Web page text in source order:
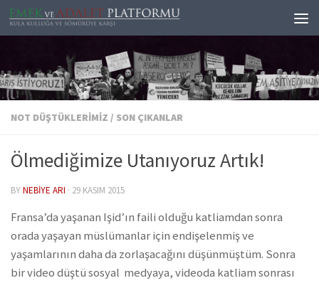
Skip to content
NOT DÜŞTÜKLERIMIZ / SON ÇIKANLAR
Ölmediğimize Utanıyoruz Artık!
BYNEBIYE ARI · 29 KASIM 2015
Fransa’da yaşanan Işid’ın faili olduğu katliamdan sonra
orada yaşayan müslümanlar için endişelenmiş ve
yaşamlarının daha da zorlaşacağını düşünmüştüm. Sonra
bir video düştü sosyal medyaya, videoda katliam sonrası